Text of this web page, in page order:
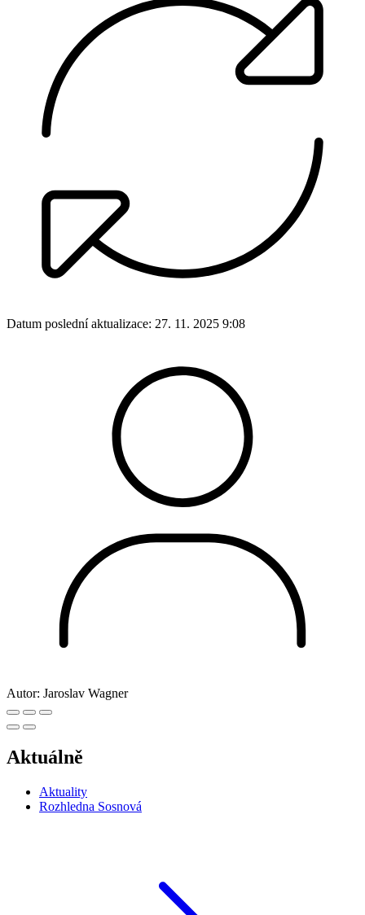
Datum poslední aktualizace: 27. 11. 2025 9:08
Autor: Jaroslav Wagner
Aktuálně
Aktuality
Rozhledna Sosnová